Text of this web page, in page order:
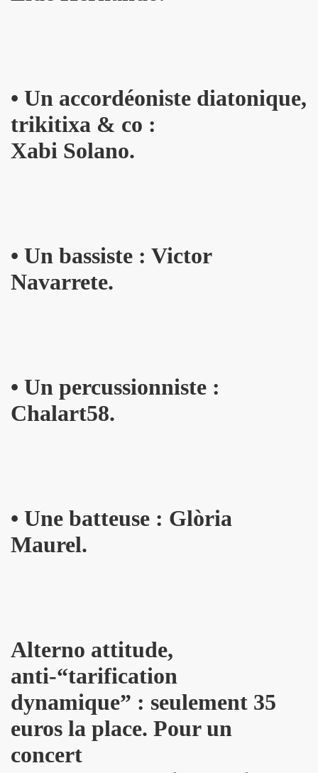
• Un accordéoniste diatonique,
trikitixa & co :
Xabi Solano.
• Un bassiste : Victor
Navarrete.
• Un percussionniste :
Chalart58.
• Une batteuse : Glòria
Maurel.
Alterno attitude,
anti-“tarification
dynamique” : seulement 35
euros la place. Pour un
concert
par la journaliste ALIAS dans "Presto".
BIJOU (Vincent Palmer, Philippe Dauga, Dynamite Yan,
mort)" le 17 mars 2024 au New Morning +
DANGER DE SE PLAIRE" le 26 mars 2024 a la
(2023) : chronique detaillee de ses dix albums studio et
AMORES : chronique detaillee.
(concert "A plein cœur") jouent JOHNNY
dans "TRIBU MOVE" numero 275 (novembre 2023).
le 26 aout 2023 a Luzarches (95) et le 16
2023 par la troupe SAYNETE ET SANS BAVURE au